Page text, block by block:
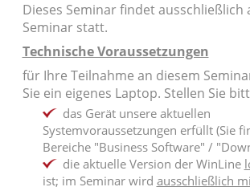
Dieses Seminar findet ausschließlich
Seminar statt.
Technische Voraussetzungen
für Ihre Teilnahme an diesem
Sie ein eigenes Laptop. Stellen Sie
das Gerät unsere aktuellen
Systemvoraussetzungen erfüllt (Sie
Bereiche "Business Software" /
die aktuelle Version der WinLine
ist; im Seminar wird ausschließlich